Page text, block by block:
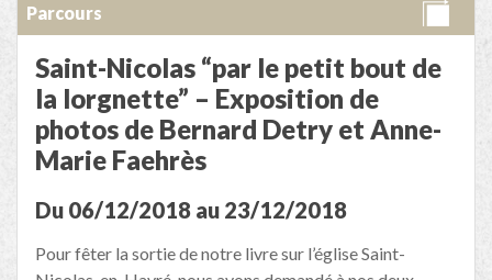
Parcours
Saint-Nicolas “par le petit bout de
la lorgnette” – Exposition de
photos de Bernard Detry et Anne-
Marie Faehrès
Du 06/12/2018 au 23/12/2018
Pour fêter la sortie de notre livre sur l’église Saint-